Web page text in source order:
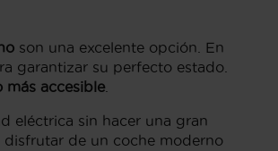
son una excelente opción. En
garantizar su perfecto estado.
más accesible
eléctrica sin hacer una gran
de un coche moderno